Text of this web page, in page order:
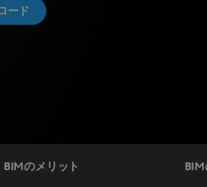
ード
BIMのメリット BIM